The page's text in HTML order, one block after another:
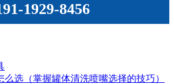
1929-8456
么选（掌握罐体清洗喷嘴选择的技巧）